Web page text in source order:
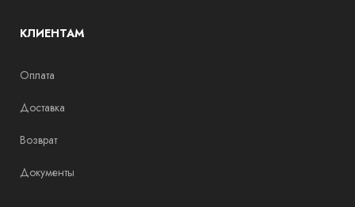
КЛИЕНТАМ
Оплата
Доставка
Возврат
Документы